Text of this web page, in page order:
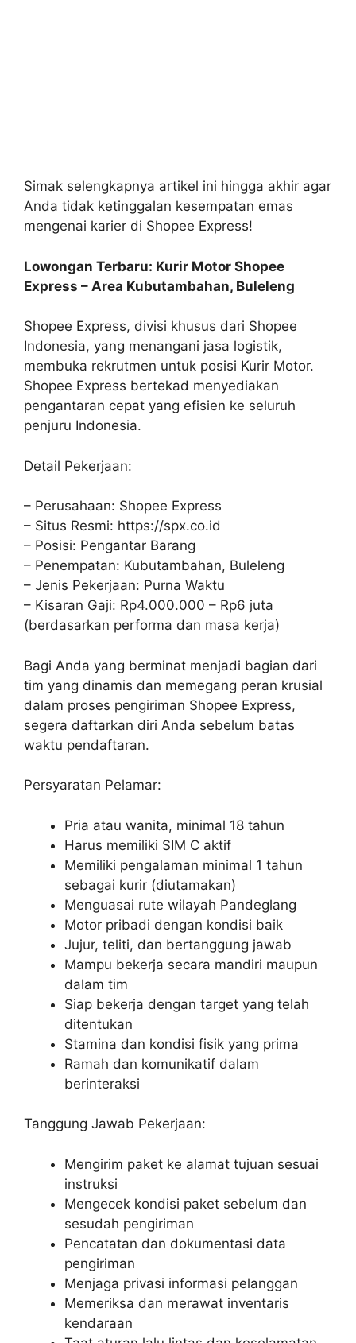
Simak selengkapnya artikel ini hingga akhir agar
Anda tidak ketinggalan kesempatan emas
mengenai karier di Shopee Express!
Lowongan Terbaru: Kurir Motor Shopee
Express – Area Kubutambahan, Buleleng
Shopee Express, divisi khusus dari Shopee
Indonesia, yang menangani jasa logistik,
membuka rekrutmen untuk posisi Kurir Motor.
Shopee Express bertekad menyediakan
pengantaran cepat yang efisien ke seluruh
penjuru Indonesia.
Detail Pekerjaan:
– Perusahaan: Shopee Express
– Situs Resmi: https://spx.co.id
– Posisi: Pengantar Barang
– Penempatan: Kubutambahan, Buleleng
– Jenis Pekerjaan: Purna Waktu
– Kisaran Gaji: Rp4.000.000 – Rp6 juta
(berdasarkan performa dan masa kerja)
Bagi Anda yang berminat menjadi bagian dari
tim yang dinamis dan memegang peran krusial
dalam proses pengiriman Shopee Express,
segera daftarkan diri Anda sebelum batas
waktu pendaftaran.
Persyaratan Pelamar:
Pria atau wanita, minimal 18 tahun
Harus memiliki SIM C aktif
Memiliki pengalaman minimal 1 tahun
sebagai kurir (diutamakan)
Menguasai rute wilayah Pandeglang
Motor pribadi dengan kondisi baik
Jujur, teliti, dan bertanggung jawab
Mampu bekerja secara mandiri maupun
dalam tim
Siap bekerja dengan target yang telah
ditentukan
Stamina dan kondisi fisik yang prima
Ramah dan komunikatif dalam
berinteraksi
Tanggung Jawab Pekerjaan:
Mengirim paket ke alamat tujuan sesuai
instruksi
Mengecek kondisi paket sebelum dan
sesudah pengiriman
Pencatatan dan dokumentasi data
pengiriman
Menjaga privasi informasi pelanggan
Memeriksa dan merawat inventaris
kendaraan